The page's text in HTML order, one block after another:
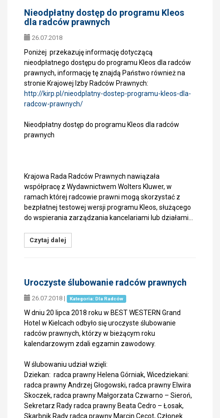
Nieodpłatny dostęp do programu Kleos
dla radców prawnych
26.07.2018
Poniżej przekazuję informację dotyczącą
nieodpłatnego dostępu do programu Kleos dla radców
prawnych, informację tę znajdą Państwo również na
stronie Krajowej Izby Radców Prawnych:
http://kirp.pl/nieodplatny-dostep-programu-kleos-dla-
radcow-prawnych/
Nieodpłatny dostęp do programu Kleos dla radców
prawnych
Krajowa Rada Radców Prawnych nawiązała
współpracę z Wydawnictwem Wolters Kluwer, w
ramach której radcowie prawni mogą skorzystać z
bezpłatnej testowej wersji programu Kleos, służącego
do wspierania zarządzania kancelariami lub działami…
Czytaj dalej
Uroczyste ślubowanie radców prawnych
26.07.2018 | Kategoria: Dla Radców
W dniu 20 lipca 2018 roku w BEST WESTERN Grand
Hotel w Kielcach odbyło się uroczyste ślubowanie
radców prawnych, którzy w bieżącym roku
kalendarzowym zdali egzamin zawodowy.
W ślubowaniu udział wzięli:
Dziekan: radca prawny Helena Górniak, Wicedziekani:
radca prawny Andrzej Głogowski, radca prawny Elwira
Skoczek, radca prawny Małgorzata Czwarno – Sieroń,
Sekretarz Rady radca prawny Beata Cedro – Łosak,
Skarbnik Rady radca prawny Marcin Cecot, Członek